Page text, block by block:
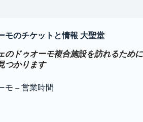
モのチケットと情報 大聖堂
のドゥオーモ複合施設を訪れるために
つかります
モ – 営業時間